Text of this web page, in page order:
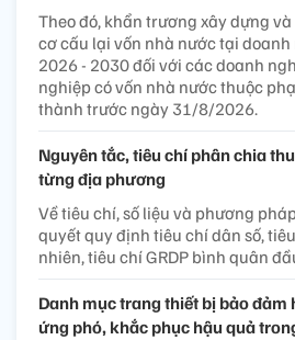
Theo đó, khẩn trương xây dựng
cơ cấu lại vốn nhà nước tại
2026 - 2030 đối với các doanh
nghiệp có vốn nhà nước thuộc
thành trước ngày 31/8/2026.
Nguyên tắc, tiêu chí phân chia
từng địa phương
Về tiêu chí, số liệu và phương
quyết quy định tiêu chí dân số,
nhiên, tiêu chí GRDP bình quân
Danh mục trang thiết bị bảo đảm
ứng phó, khắc phục hậu quả